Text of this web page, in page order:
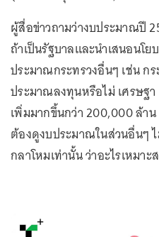
ผู้สื่อข่าวถามว่างบประมาณปี
ถ้าเป็นรัฐบาลและนำเสนอนโ
ประมาณกระทรวงอื่นๆ เช่น ก
ประมาณลงทุนหรือไม่ เศรษฐ
เพิ่มมากขึ้นกว่า 200,000 ล้า
ต้องดูงบประมาณในส่วนอื่นๆ
กลาโหมเท่านั้น ว่าอะไรเหม